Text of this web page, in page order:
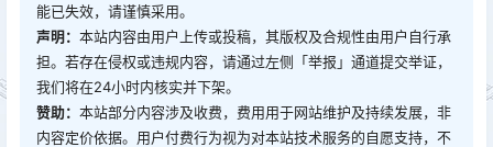
能已失效，请谨慎采用。
声明： 本站内容由用户上传或投稿，其版权及合规性由用户自行承
担。若存在侵权或违规内容，请通过左侧「举报」通道提交举证，
我们将在24小时内核实并下架。
赞助： 本站部分内容涉及收费，费用用于网站维护及持续发展，非
内容定价依据。用户付费行为视为对本站技术服务的自愿支持，不